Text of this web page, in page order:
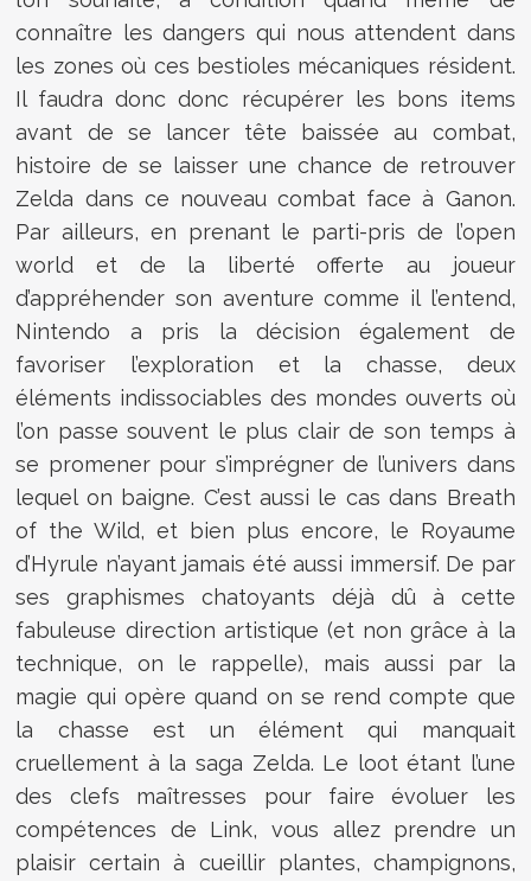
connaître les dangers qui nous attendent dans
les zones où ces bestioles mécaniques résident.
Il faudra donc donc récupérer les bons items
avant de se lancer tête baissée au combat,
histoire de se laisser une chance de retrouver
Zelda dans ce nouveau combat face à Ganon.
Par ailleurs, en prenant le parti-pris de l’open
world et de la liberté offerte au joueur
d’appréhender son aventure comme il l’entend,
Nintendo a pris la décision également de
favoriser l’exploration et la chasse, deux
éléments indissociables des mondes ouverts où
l’on passe souvent le plus clair de son temps à
se promener pour s’imprégner de l’univers dans
lequel on baigne. C’est aussi le cas dans Breath
of the Wild, et bien plus encore, le Royaume
d’Hyrule n’ayant jamais été aussi immersif. De par
ses graphismes chatoyants déjà dû à cette
fabuleuse direction artistique (et non grâce à la
technique, on le rappelle), mais aussi par la
magie qui opère quand on se rend compte que
la chasse est un élément qui manquait
cruellement à la saga Zelda. Le loot étant l’une
des clefs maîtresses pour faire évoluer les
compétences de Link, vous allez prendre un
plaisir certain à cueillir plantes, champignons,